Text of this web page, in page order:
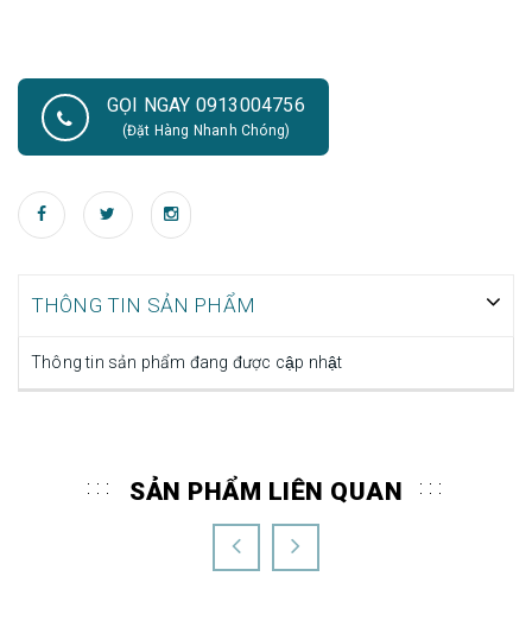
GỌI NGAY 0913004756
(Đặt Hàng Nhanh Chóng)
THÔNG TIN SẢN PHẨM
Thông tin sản phẩm đang được cập nhật
SẢN PHẨM LIÊN QUAN